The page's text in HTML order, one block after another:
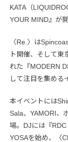
KATA（
YOUR MIND』が
〈Re.〉は
ト開催、そして
れた『MODERN
して注目を集める
本イベントには
Sala、YAMORI、
場。DJには『
YOSAを始め、〈